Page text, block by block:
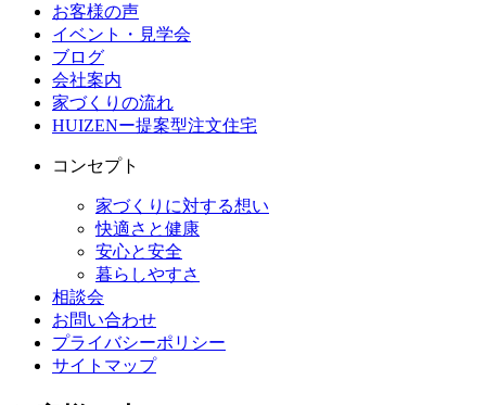
お客様の声
イベント・見学会
ブログ
会社案内
家づくりの流れ
HUIZENー提案型注文住宅
コンセプト
家づくりに対する想い
快適さと健康
安心と安全
暮らしやすさ
相談会
お問い合わせ
プライバシーポリシー
サイトマップ